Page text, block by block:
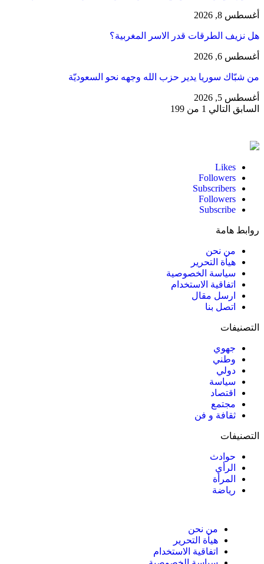
أغسطس 8, 2026
هل نزيف الطرقات قدر الاسر المغربية؟
أغسطس 6, 2026
من شبّاك سوريا يدير حزب الله وجهه نحو السعوديّة
أغسطس 5, 2026
السابق التالي 1 من 199
Likes
Followers
Subscribers
Followers
Subscribe
روابط هامة
من نحن
هيأة التحرير
سياسة الخصوصية
اتفاقية الاستخدام
ارسل مقال
اتصل بنا
التصنيفات
جهوي
وطني
دولي
سياسة
اقتصاد
مجتمع
ثقافة و فن
التصنيفات
حوادث
الرأي
المرأة
رياضة
من نحن
هيأة التحرير
اتفاقية الاستخدام